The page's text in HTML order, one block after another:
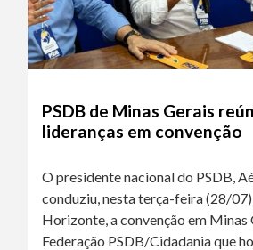
PSDB de Minas Gerais
lideranças em convenção
O presidente nacional do PSDB,
conduziu, nesta terça-feira (28/
Horizonte, a convenção em Minas
Federação PSDB/Cidadania que